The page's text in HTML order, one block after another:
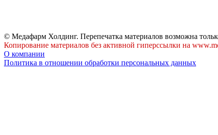
© Медафарм Холдинг. Перепечатка материалов возможна
Копирование материалов без активной гиперссылки на
О компании
Политика в отношении обработки персональных данных